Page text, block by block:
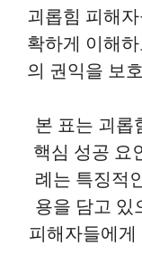
괴롭힘 피해
확하게 이해
의 권익을 보
본 표는 괴롭
핵심 성공 요
례는 특징적
용을 담고 있
피해자들에